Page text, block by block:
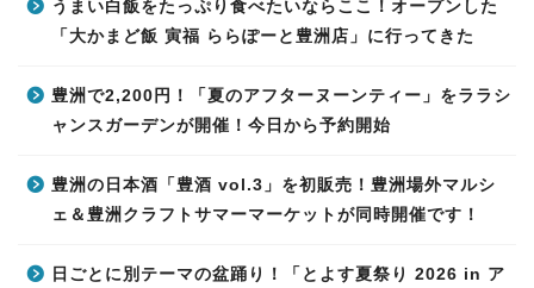
うまい白飯をたっぷり食べたいならここ！オープンした
「大かまど飯 寅福 ららぽーと豊洲店」に行ってきた
豊洲で2,200円！「夏のアフターヌーンティー」をララシ
ャンスガーデンが開催！今日から予約開始
豊洲の日本酒「豊酒 vol.3」を初販売！豊洲場外マルシ
ェ＆豊洲クラフトサマーマーケットが同時開催です！
日ごとに別テーマの盆踊り！「とよす夏祭り 2026 in ア